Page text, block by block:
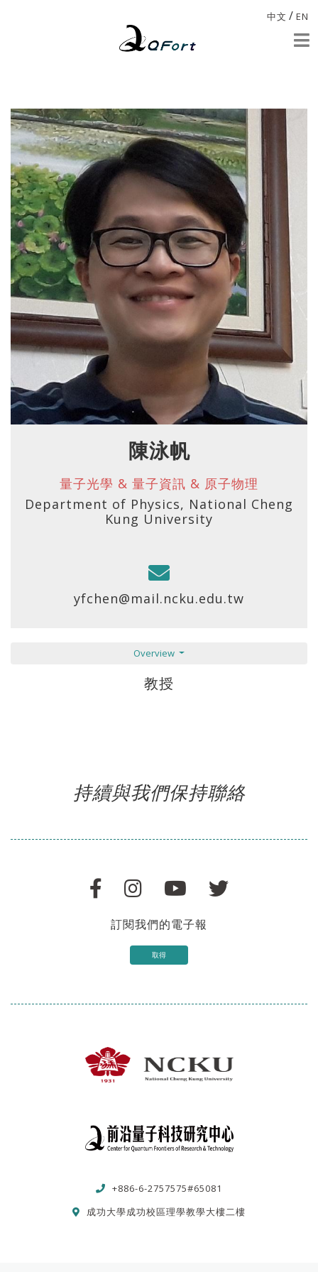
中文 / EN
陳泳帆
量子光學 & 量子資訊 & 原子物理
Department of Physics, National Cheng
Kung University
yfchen@mail.ncku.edu.tw
Overview
教授
持續與我們保持聯絡
訂閱我們的電子報
取得
+886-6-2757575#65081
成功大學成功校區理學教學大樓二樓